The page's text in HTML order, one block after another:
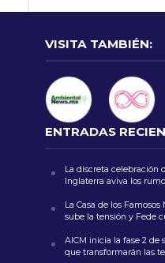
VISITA TAMBIÉN:
ENTRADAS
La discreta celebración
Inglaterra aviva los
La Casa de los
sube la tensión y Fede
AICM inicia la fase 2 de
que transformarán las